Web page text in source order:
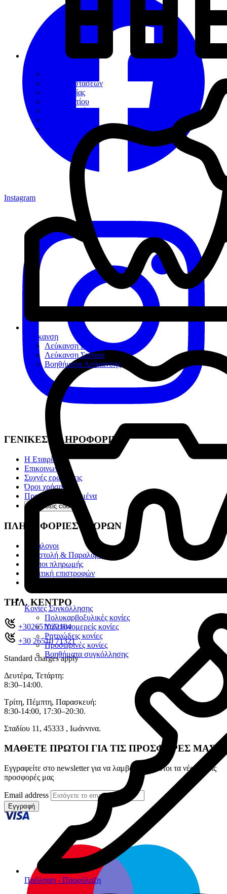
Αποκαταστάσεων
Ενδοδοντίας
Περιοδοντίου
Χειρουργικής
Λεύκανση
Λεύκανση Ιατρείου
Λεύκανση Σπιτιού
Βοηθήματα Λεύκανσης
Κονίες Συγκόλλησης
Πολυκαρβοξυλικές κονίες
Υαλοϊονομερείς κονίες
Ρητινώδεις κονίες
Προσωρινές κονίες
Βοηθήματα συγκόλλησης
Πρόληψη - Προφύλαξη
Instagram
ΓΕΝΙΚΕΣ ΠΛΗΡΟΦΟΡΙΕΣ
Η Εταιρία
Επικοινωνία
Συχνές ερωτήσεις
Όροι χρήσης
Προσωπικά Δεδομένα
Ρυθμίσεις cookies
ΠΛΗΡΟΦΟΡΙΕΣ ΑΓΟΡΩΝ
Κατάλογοι
Αποστολή & Παραλαβή
Τρόποι πληρωμής
Πολιτική επιστροφών
ΤΗΛ. ΚΕΝΤΡΟ
+302651022104
+30 26510 71321
Standard charges apply
Δευτέρα, Τετάρτη:
8:30–14:00.
Τρίτη, Πέμπτη, Παρασκευή:
8:30-14:00, 17:30–20:30.
Σταδίου 11, 45333 , Ιωάννινα.
ΜΑΘΕΤΕ ΠΡΩΤΟΙ ΓΙΑ ΤΙΣ ΠΡΟΣΦΟΡΕΣ ΜΑΣ
Εγγραφείτε στο newsletter για να λαμβάνετε πρώτοι τα νέα και τις
προσφορές μας
Email address
Εγγραφή